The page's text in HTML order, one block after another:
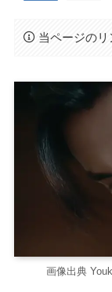
当ページのリ
画像出典